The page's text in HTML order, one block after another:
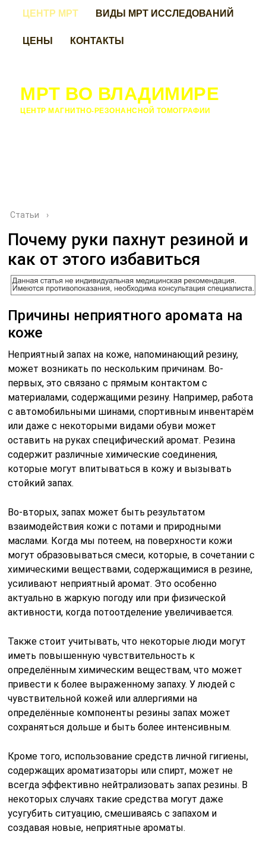
ЦЕНТР МРТ
ВИДЫ МРТ ИССЛЕДОВАНИЙ
ЦЕНЫ
КОНТАКТЫ
МРТ ВО ВЛАДИМИРЕ
ЦЕНТР МАГНИТНО-РЕЗОНАНСНОЙ ТОМОГРАФИИ
Статьи ›
Почему руки пахнут резиной и
как от этого избавиться
Причины неприятного аромата на
коже
Неприятный запах на коже, напоминающий резину,
может возникать по нескольким причинам. Во-
первых, это связано с прямым контактом с
материалами, содержащими резину. Например, работа
с автомобильными шинами, спортивным инвентарём
или даже с некоторыми видами обуви может
оставить на руках специфический аромат. Резина
содержит различные химические соединения,
которые могут впитываться в кожу и вызывать
стойкий запах.
Во-вторых, запах может быть результатом
взаимодействия кожи с потами и природными
маслами. Когда мы потеем, на поверхности кожи
могут образовываться смеси, которые, в сочетании с
химическими веществами, содержащимися в резине,
усиливают неприятный аромат. Это особенно
актуально в жаркую погоду или при физической
активности, когда потоотделение увеличивается.
Также стоит учитывать, что некоторые люди могут
иметь повышенную чувствительность к
определённым химическим веществам, что может
привести к более выраженному запаху. У людей с
чувствительной кожей или аллергиями на
определённые компоненты резины запах может
сохраняться дольше и быть более интенсивным.
Кроме того, использование средств личной гигиены,
содержащих ароматизаторы или спирт, может не
всегда эффективно нейтрализовать запах резины. В
некоторых случаях такие средства могут даже
усугубить ситуацию, смешиваясь с запахом и
создавая новые, неприятные ароматы.